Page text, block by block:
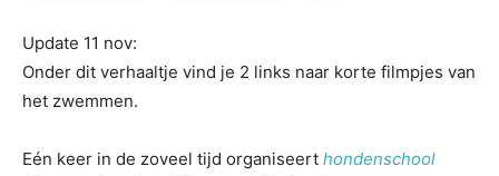
Update 11 nov:
Onder dit verhaaltje vind je 2 links naar korte filmpjes van
het zwemmen.
Eén keer in de zoveel tijd organiseert hondenschool